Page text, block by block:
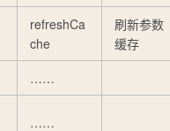
refreshCa
che
刷新参数
缓存
……
……